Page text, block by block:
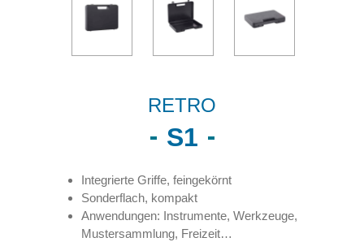
RETRO
S1
Integrierte Griffe, feingekörnt
Sonderflach, kompakt
Anwendungen: Instrumente, Werkzeuge,
Mustersammlung, Freizeit…